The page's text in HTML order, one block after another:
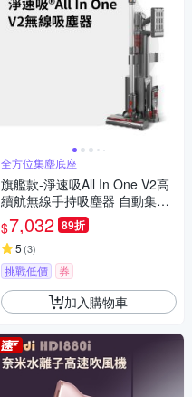
全方位集塵底座
旗艦款-淨速吸All In One V2高
續航無線手持吸塵器 自動集塵-
吸塵/除蹣/洗地(含除蹣刷頭/洗
地刷頭)
$7,032 89折
5 (3)
挑戰低價 券
加入購物車